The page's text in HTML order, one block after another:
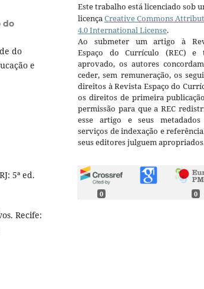
do
do
e
5ª ed.
Recife:
Este trabalho está licenciado sob
licençaCreative Commons
4.0 International License.
Ao submeter um artigo à
Espaço do Currículo (REC) e
aprovado, os autores
ceder, sem remuneração, os
direitos à Revista Espaço do
os direitos de primeira
permissão para que a REC
esse artigo e seus metadados
serviços de indexação e
seus editores julguem
0 0